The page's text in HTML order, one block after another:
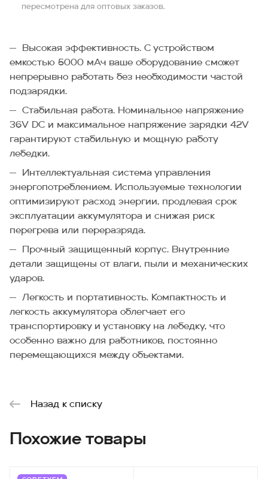
пересмотрена для оптовых заказов.
Высокая эффективность. С устройством
емкостью 5000 мАч ваше оборудование сможет
непрерывно работать без необходимости частой
подзарядки.
Стабильная работа. Номинальное напряжение
36V DC и максимальное напряжение зарядки 42V
гарантируют стабильную и мощную работу
лебедки.
Интеллектуальная система управления
энергопотреблением. Используемые технологии
оптимизируют расход энергии, продлевая срок
эксплуатации аккумулятора и снижая риск
перегрева или переразряда.
Прочный защищенный корпус. Внутренние
детали защищены от влаги, пыли и механических
ударов.
Легкость и портативность. Компактность и
легкость аккумулятора облегчает его
транспортировку и установку на лебедку, что
особенно важно для работников, постоянно
перемещающихся между объектами.
Назад к списку
Похожие товары